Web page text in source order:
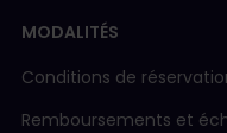
MODALITÉS
Conditions de
Remboursements et